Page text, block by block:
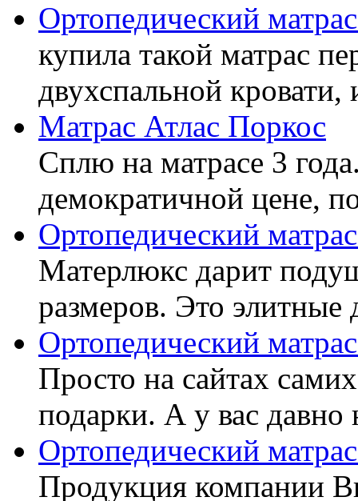
Ортопедический
купила такой матрас
двухспальной
Матрас Атлас Поркос
Сплю на матрасе 3
демократичной цене,
Ортопедический
Матерлюкс дарит
размеров. Это элитные
Ортопедический
Просто на сайтах
подарки. А у вас
Ортопедический
Продукция компании